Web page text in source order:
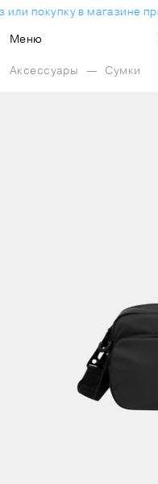
покупку в магазине
Меню
Аксессуары — Сумки